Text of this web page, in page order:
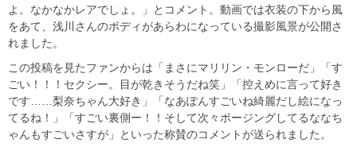
よ。なかなかレアでしょ。」とコメント。動画では衣装の下から風
をあて、浅川さんのボディがあらわになっている撮影風景が公開さ
れました。
この投稿を見たファンからは「まさにマリリン・モンローだ」「す
ごい！！！セクシー。目が乾きそうだね笑」「控えめに言って好き
です……梨奈ちゃん大好き」「なあぽんすごいね綺麗だし絵になっ
てるね！」「すごい裏側ー！！そして次々ポージングしてるななち
ゃんもすごいさすが」といった称賛のコメントが送られました。